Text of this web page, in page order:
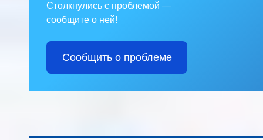
Столкнулись с проблемой —
сообщите о ней!
Сообщить о проблеме